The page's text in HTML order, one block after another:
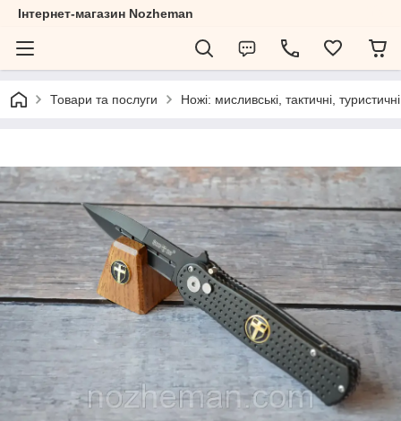
Інтернет-магазин Nozheman
Товари та послуги Ножі: мисливські, тактичні,